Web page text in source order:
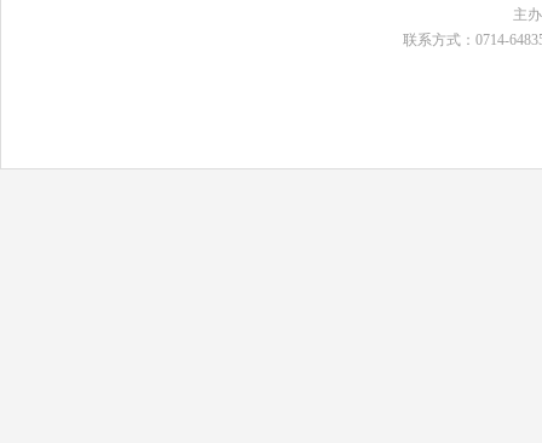
主
联系方式：0714-